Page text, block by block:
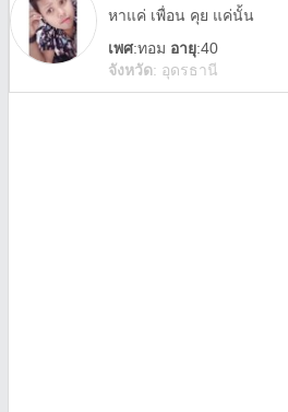
หาแค่ เพื่อน คุย แค่นั้น
เพศ:ทอม อายุ:40
จังหวัด: อุดรธานี